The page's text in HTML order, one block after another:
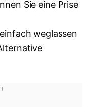
Sie eine Prise
weglassen